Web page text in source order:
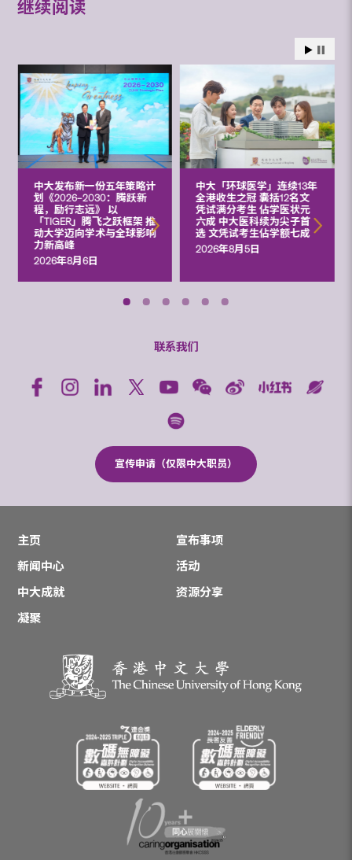
继续阅读
中大发布新一份五年策略计
划《2026‒2030：腾跃新
程，励行志远》 以
「TIGER」腾飞之跃框架 推
动大学迈向学术与全球影响
力新高峰
2026年8月6日
中大「环球医学」连续13年
全港收生之冠 囊括12名文
凭试满分考生 佔学医状元
六成 中大医科续为尖子首
选 文凭试考生佔学额七成
2026年8月5日
联系我们
宣传申请（仅限中大职员）
主页
宣布事项
新闻中心
活动
中大成就
资源分享
凝聚